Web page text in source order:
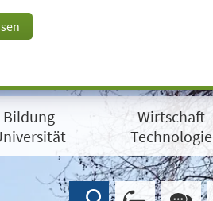
Bildung
Wirtschaft
Technologie